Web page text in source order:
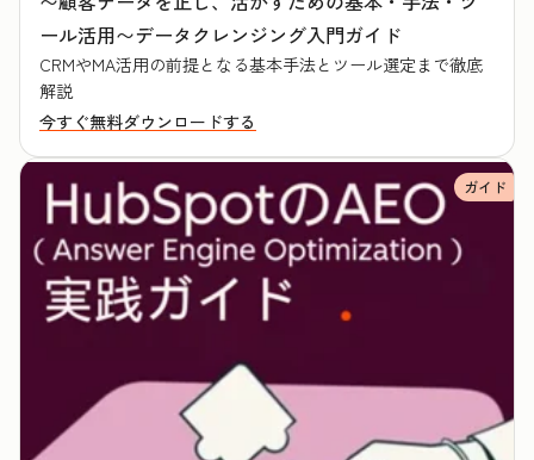
ール活用〜データクレンジング入門ガイド
CRMやMA活用の前提となる基本手法とツール選定まで徹底
解説
今すぐ無料ダウンロードする
ガイド